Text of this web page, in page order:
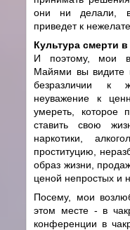
они ни делали,
приведет к
Культура смерти
И поэтому, мои
Майями вы видите
безразличии к
неуважение к
умереть, которое
ставить свою
наркотики,
проституцию,
образ жизни,
ценой непростых и
Посему, мои
этом месте - в
конференции в